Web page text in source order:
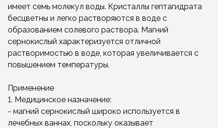
имеет семь молекул воды. Кристаллы гептагидрата
бесцветны и легко растворяются в воде с
образованием солевого раствора. Магний
сернокислый характеризуется отличной
растворимостью в воде, которая увеличивается с
повышением температуры.
Применение
1. Медицинское назначение:
- магний сернокислый широко используется в
лечебных ваннах, поскольку оказывает